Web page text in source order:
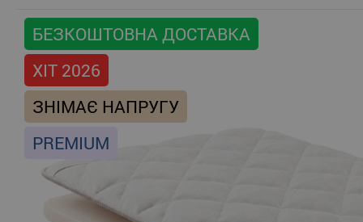
БЕЗКОШТОВНА ДОСТАВКА
ХІТ 2026
ЗНІМАЄ НАПРУГУ
PREMIUM